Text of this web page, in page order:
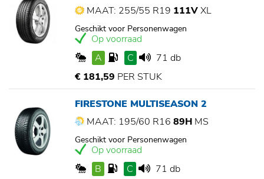
MAAT: 255/55 R19 111VXL
Geschikt voor Personenwagen
Op voorraad
A
C
71 db
€ 181,59 PER STUK
FIRESTONE MULTISEASON 2
MAAT: 195/60 R16 89H MS
Geschikt voor Personenwagen
Op voorraad
B
C
71 db